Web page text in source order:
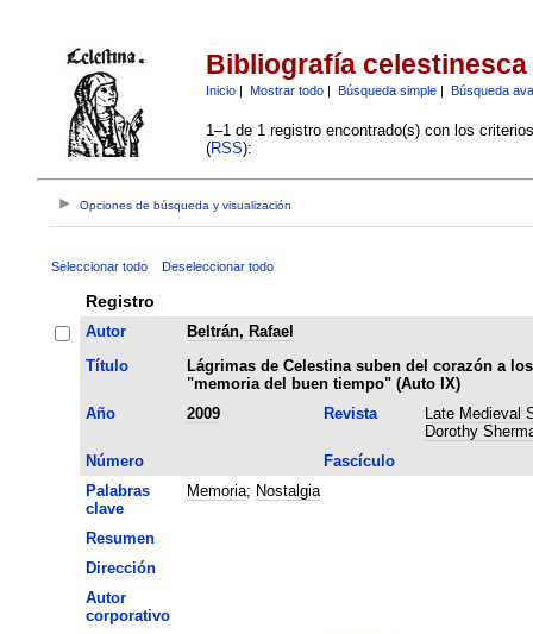
Bibliografía celestinesca
Inicio| Mostrar todo| Búsqueda simple| Búsqueda
1–1 de 1 registro encontrado(s) con los
(RSS):
Opciones de búsqueda y visualización
Seleccionar todo Deseleccionar todo
Registro
Autor
Beltrán, Rafael
Título
Lágrimas de Celestina suben del corazón a
"memoria del buen tiempo" (Auto IX)
Año
2009 Revista
Late Medieval
Dorothy
Número
Fascículo
Palabras
clave
Memoria; Nostalgia
Resumen
Dirección
Autor
corporativo